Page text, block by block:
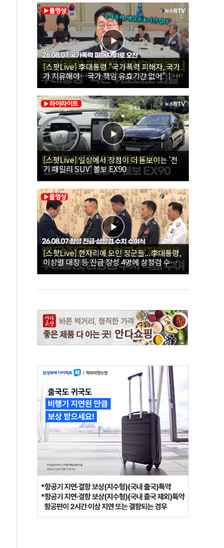
[스팟Live] 李대통령 "국가폭력 피해자, 국가
가 치유해야…국가 책임 유효기간 없어"｜
26.08.07 국가폭력 피해자 위로 오찬
[스팟Live] 일상에서 장점이 더 돋보이는 '전
기 패밀리 SUV' 볼보 EX90
[스팟Live] 한자리에 모인 장군들...李대통령,
이상렬 대장 등 진급 장성 4명에 삼정검 수치
직접 수여｜26.08.07 장성 진급·삼정검 수치